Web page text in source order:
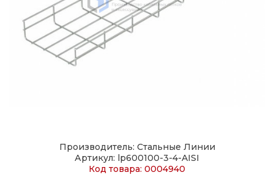
Производитель: Стальные Линии
Артикул: lp600100-3-4-AISI
Код товара: 0004940